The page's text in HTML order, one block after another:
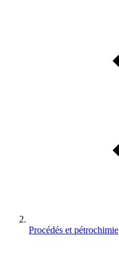
Procédés et pétrochimie